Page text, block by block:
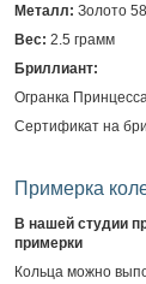
Металл: Золото
Вес: 2.5 грамм
Бриллиант:
Огранка
Сертификат на
Примерка
В нашей студии
примерки
Кольца можно